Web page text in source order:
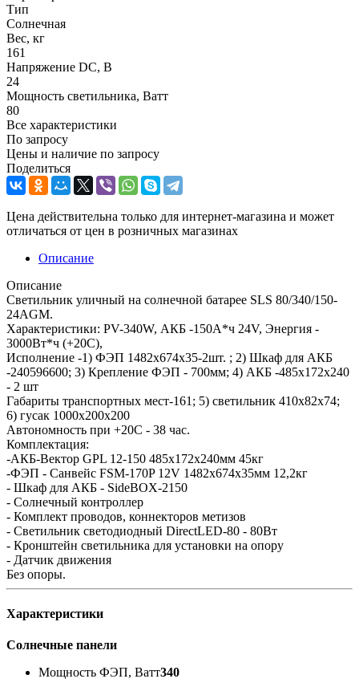
Тип
Солнечная
Вес, кг
161
Напряжение DC, В
24
Мощность светильника, Ватт
80
Все характеристики
По запросу
Цены и наличие по запросу
Поделиться
Цена действительна только для интернет-магазина и может
отличаться от цен в розничных магазинах
Описание
Описание
Светильник уличный на солнечной батарее SLS 80/340/150-
24AGM.
Характеристики: PV-340W, АКБ -150А*ч 24V, Энергия -
3000Вт*ч (+20С),
Исполнение -1) ФЭП 1482х674х35-2шт. ; 2) Шкаф для АКБ
-240596600; 3) Крепление ФЭП - 700мм; 4) АКБ -485x172x240
- 2 шт
Габариты транспортных мест-161; 5) светильник 410x82x74;
6) гусак 1000х200х200
Автономность при +20С - 38 час.
Комплектация:
-АКБ-Вектор GPL 12-150 485x172x240мм 45кг
-ФЭП - Санвейс FSM-170P 12V 1482х674х35мм 12,2кг
- Шкаф для АКБ - SideBOX-2150
- Солнечный контроллер
- Комплект проводов, коннекторов метизов
- Светильник светодиодный DirectLED-80 - 80Вт
- Кронштейн светильника для установки на опору
- Датчик движения
Без опоры.
Характеристики
Солнечные панели
Мощность ФЭП, Ватт340